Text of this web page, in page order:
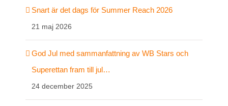
Snart är det dags för Summer Reach 2026
21 maj 2026
God Jul med sammanfattning av WB Stars och
Superettan fram till jul…
24 december 2025